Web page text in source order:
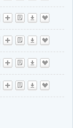
播 歌 下 收
播 歌 下 收
播 歌 下 收
播 歌 下 收
播 歌 下 收